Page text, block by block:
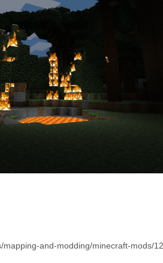
and-modding/minecraft-mods/